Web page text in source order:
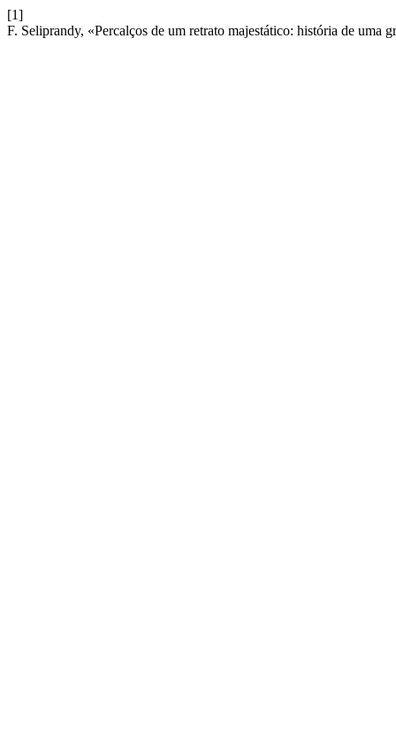
[1]
F. Seliprandy, «Percalços de um retrato majestático: história de uma